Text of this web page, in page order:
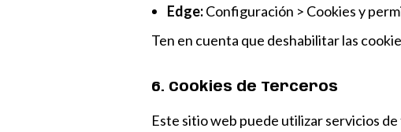
Edge:Configuración > Cookies y
Ten en cuenta que deshabilitar las
6. Cookies de Terceros
Este sitio web puede utilizar servicios